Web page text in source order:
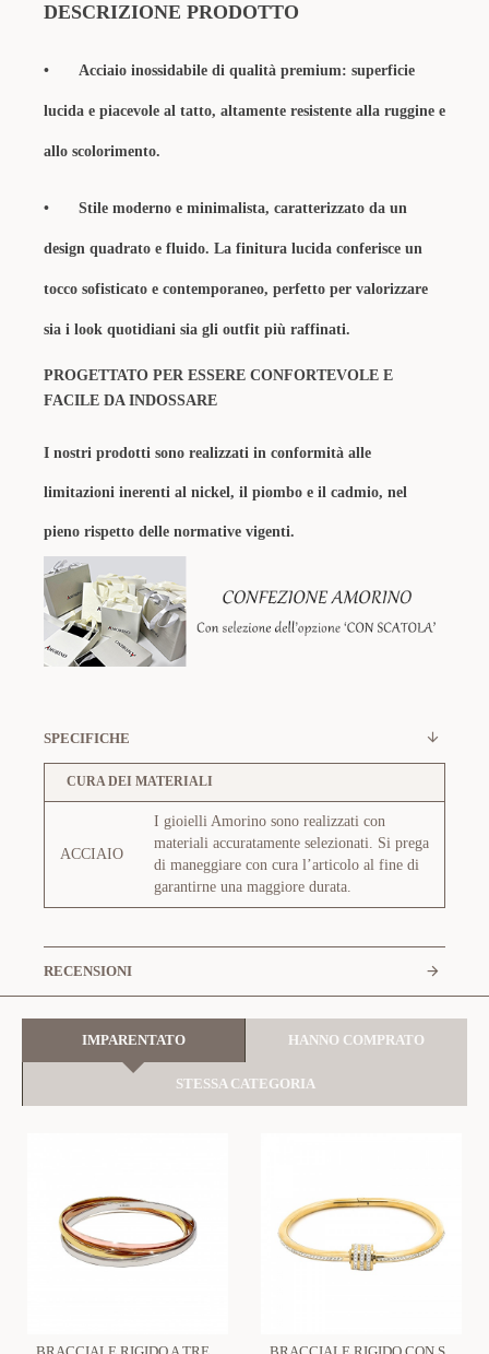
DESCRIZIONE PRODOTTO
• Acciaio inossidabile di qualità premium: superficie
lucida e piacevole al tatto, altamente resistente alla ruggine e
allo scolorimento.
• Stile moderno e minimalista, caratterizzato da un
design quadrato e fluido. La finitura lucida conferisce un
tocco sofisticato e contemporaneo, perfetto per valorizzare
sia i look quotidiani sia gli outfit più raffinati.
PROGETTATO PER ESSERE CONFORTEVOLE E
FACILE DA INDOSSARE
I nostri prodotti sono realizzati in conformità alle
limitazioni inerenti al nickel, il piombo e il cadmio, nel
pieno rispetto delle normative vigenti.
SPECIFICHE
CURA DEI MATERIALI
ACCIAIO
I gioielli Amorino sono realizzati con
materiali accuratamente selezionati. Si prega
di maneggiare con cura l’articolo al fine di
garantirne una maggiore durata.
RECENSIONI
IMPARENTATO HANNO COMPRATO
STESSA CATEGORIA